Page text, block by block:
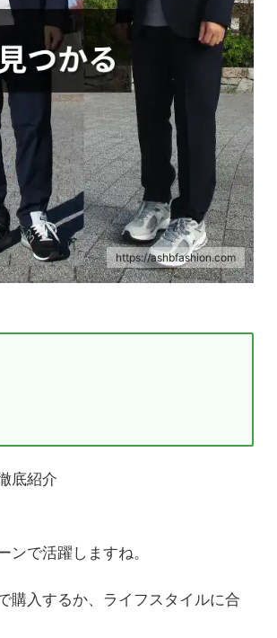
https://ashbfashion.com
底紹介
で活躍しますね。
購入するか、ライフスタイルに合